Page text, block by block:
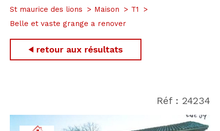
St maurice des lions
Maison
T1
Belle et vaste grange a renover
retour aux résultats
Réf : 24234